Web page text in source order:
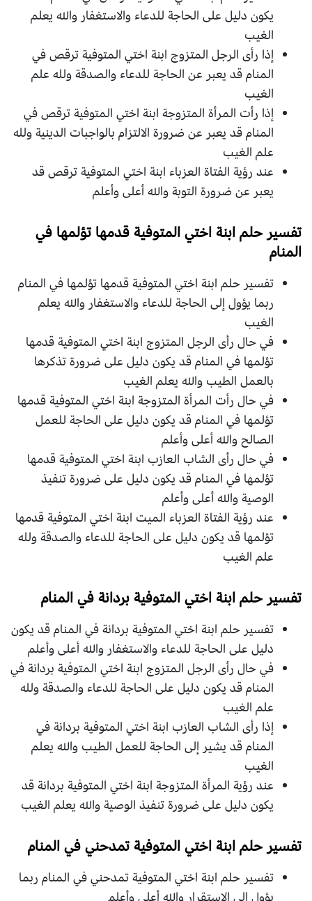
يكون دليل على الحاجة للدعاء والاستغفار والله يعلم
الغيب
إذا رأى الرجل المتزوج ابنة اختي المتوفية ترقص في
المنام قد يعبر عن الحاجة للدعاء والصدقة ولله علم
الغيب
إذا رأت المرأة المتزوجة ابنة اختي المتوفية ترقص في
المنام قد يعبر عن ضرورة الالتزام بالواجبات الدينية ولله
علم الغيب
عند رؤية الفتاة العزباء ابنة اختي المتوفية ترقص قد
يعبر عن ضرورة التوبة والله أعلى وأعلم
تفسير حلم ابنة اختي المتوفية قدمها تؤلمها في
المنام
تفسير حلم ابنة اختي المتوفية قدمها تؤلمها في المنام
ربما يؤول إلى الحاجة للدعاء والاستغفار والله يعلم
الغيب
في حال رأى الرجل المتزوج ابنة اختي المتوفية قدمها
تؤلمها في المنام قد يكون دليل على ضرورة تذكرها
بالعمل الطيب والله يعلم الغيب
في حال رأت المرأة المتزوجة ابنة اختي المتوفية قدمها
تؤلمها في المنام قد يكون دليل على الحاجة للعمل
الصالح والله أعلى وأعلم
في حال رأى الشاب العازب ابنة اختي المتوفية قدمها
تؤلمها في المنام قد يكون دليل على ضرورة تنفيذ
الوصية والله أعلى وأعلم
عند رؤية الفتاة العزباء الميت ابنة اختي المتوفية قدمها
تؤلمها قد يكون دليل على الحاجة للدعاء والصدقة ولله
علم الغيب
تفسير حلم ابنة اختي المتوفية بردانة في المنام
تفسير حلم ابنة اختي المتوفية بردانة في المنام قد يكون
دليل على الحاجة للدعاء والاستغفار والله أعلى وأعلم
في حال رأى الرجل المتزوج ابنة اختي المتوفية بردانة في
المنام قد يكون دليل على الحاجة للدعاء والصدقة ولله
علم الغيب
إذا رأى الشاب العازب ابنة اختي المتوفية بردانة في
المنام قد يشير إلى الحاجة للعمل الطيب والله يعلم
الغيب
عند رؤية المرأة المتزوجة ابنة اختي المتوفية بردانة قد
يكون دليل على ضرورة تنفيذ الوصية والله يعلم الغيب
تفسير حلم ابنة اختي المتوفية تمدحني في المنام
تفسير حلم ابنة اختي المتوفية تمدحني في المنام ربما
يؤول إلى الاستقرار والله أعلى وأعلم